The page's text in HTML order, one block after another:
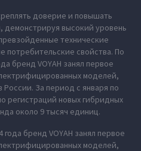
доверие и повышать
демонстрируя высокий уровень
технические
потребительские свойства. По
бренд VOYAH занял первое
моделей,
За период с января по
регистраций новых гибридных
около 9 тысяч единиц.
бренд VOYAH занял первое
моделей,